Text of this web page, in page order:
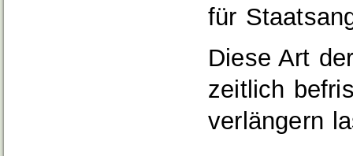
für
Diese Art
zeitlich
verlängern